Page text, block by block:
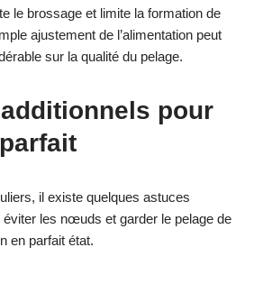
le brossage et limite la formation de
ajustement de l’alimentation peut
sur la qualité du pelage.
pour
il existe quelques astuces
les nœuds et garder le pelage de
en parfait état.